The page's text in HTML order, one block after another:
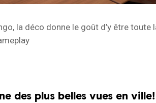
la déco donne le goût d’y être toute
des plus belles vues en ville!